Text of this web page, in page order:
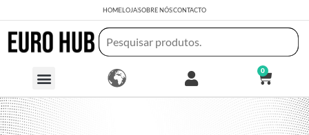
HOMELOJASOBRE NÓSCONTACTO
0